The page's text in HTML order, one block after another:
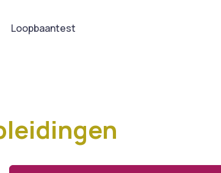
Loopbaantest